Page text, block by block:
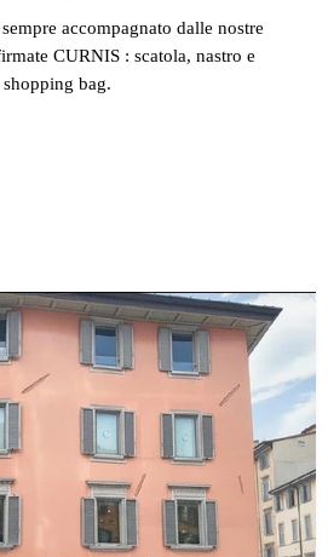
accompagnato dalle nostre
CURNIS : scatola, nastro e
shopping bag.